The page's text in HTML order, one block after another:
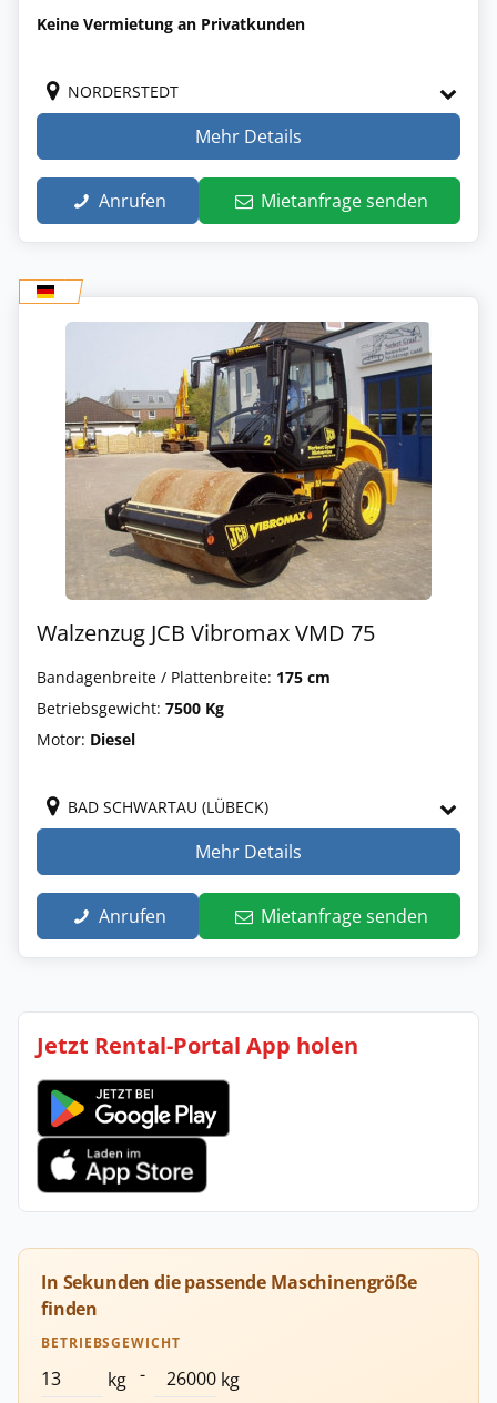
Keine Vermietung an Privatkunden
NORDERSTEDT
Mehr Details
Anrufen Mietanfrage senden
Walzenzug JCB Vibromax VMD 75
Bandagenbreite / Plattenbreite: 175 cm
Betriebsgewicht: 7500 Kg
Motor: Diesel
BAD SCHWARTAU (LÜBECK)
Mehr Details
Anrufen Mietanfrage senden
Jetzt Rental-Portal App holen
In Sekunden die passende Maschinengröße
finden
BETRIEBSGEWICHT
kg - kg